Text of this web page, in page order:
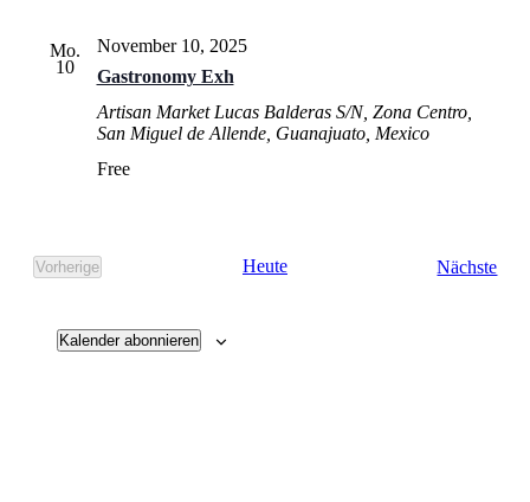
Mo.
10
Gastronomy Exh
November 10, 2025
Artisan Market Lucas Balderas S/N, Zona Centro,
San Miguel de Allende, Guanajuato, Mexico
Free
Vorherige
Veranstaltungen
Heute Nächste
Kalender abonnieren